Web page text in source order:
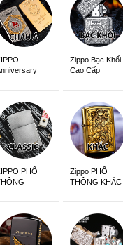
Zippo Bạc Khối
Cao Cấp
PHỔ
Zippo PHỔ
THÔNG KHẮC